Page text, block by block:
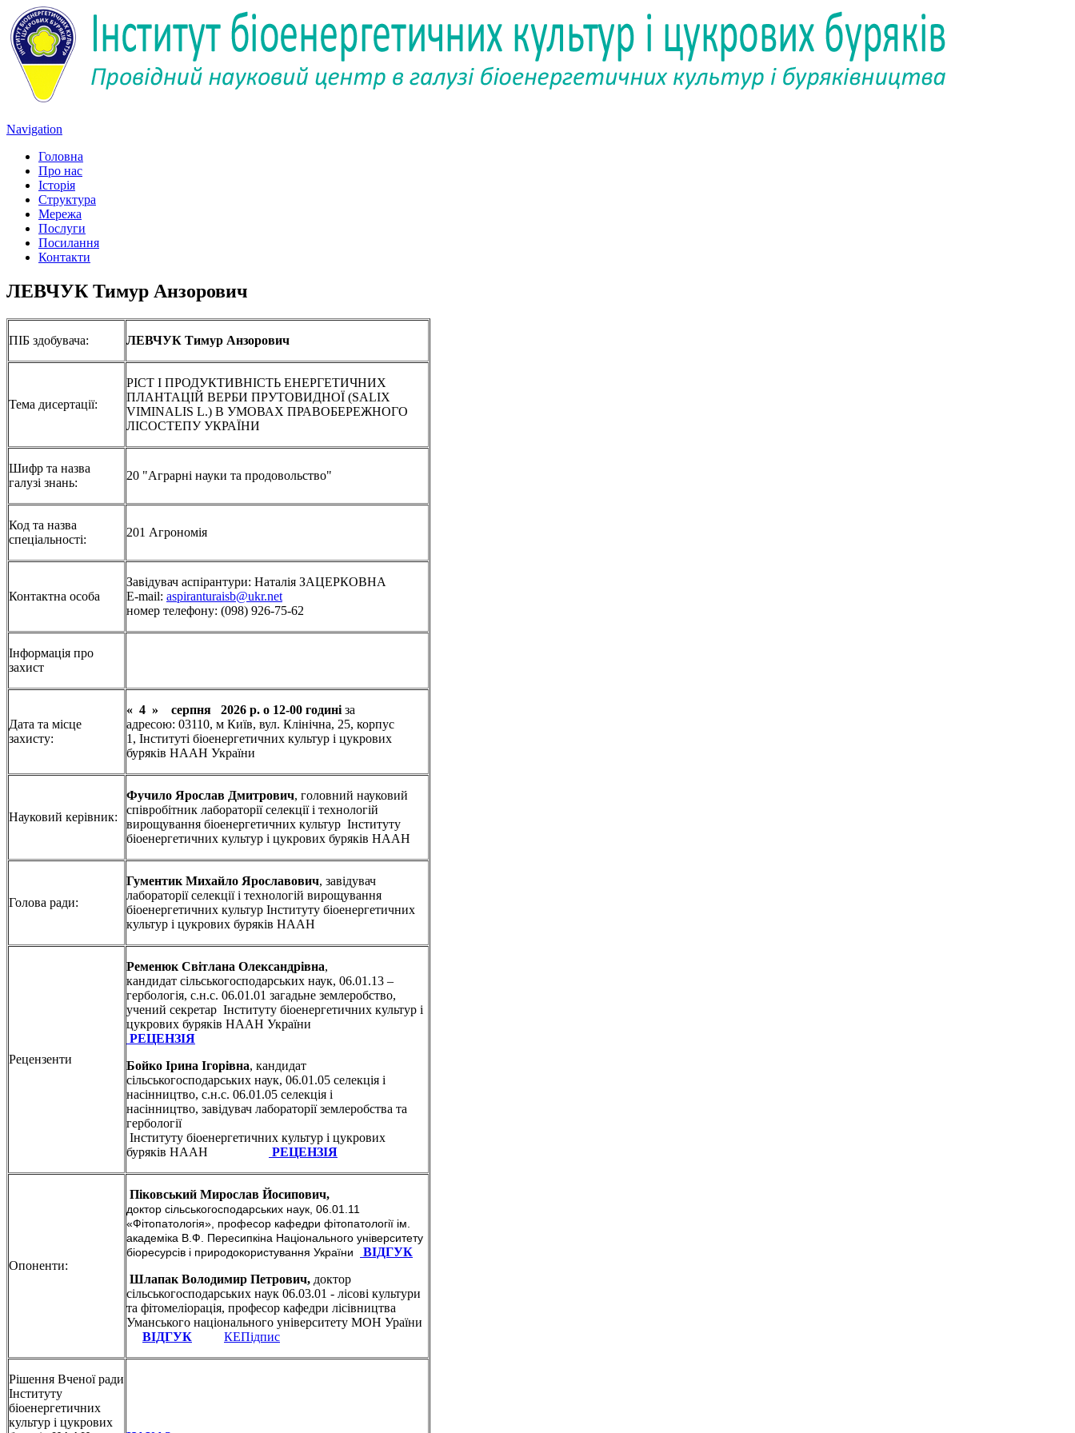
Navigation
Головна
Про нас
Історія
Структура
Мережа
Послуги
Посилання
Контакти
ЛЕВЧУК Тимур Анзорович
ПІБ здобувача: ЛЕВЧУК Тимур Анзорович
Тема дисертації:
РІСТ І ПРОДУКТИВНІСТЬ ЕНЕРГЕТИЧНИХ
ПЛАНТАЦІЙ ВЕРБИ ПРУТОВИДНОЇ (SALIX
VIMINALIS L.) В УМОВАХ ПРАВОБЕРЕЖНОГО
ЛІСОСТЕПУ УКРАЇНИ
Шифр та назва
галузі знань:
20 "Аграрні науки та продовольство"
Код та назва
спеціальності:
201 Агрономія
Контактна особа
Завідувач аспірантури: Наталія ЗАЦЕРКОВНА
E-mail: aspiranturaisb@ukr.net
номер телефону: (098) 926-75-62
Інформація про
захист
Дата та місце
захисту:
« 4 » серпня 2026 р. о 12-00 годині за
адресою: 03110, м Київ, вул. Клінічна, 25, корпус
1, Інституті біоенергетичних культур і цукрових
буряків НААН України
Науковий керівник:
Фучило Ярослав Дмитрович, головний науковий
співробітник лабораторії селекції і технологій
вирощування біоенергетичних культур Інституту
біоенергетичних культур і цукрових буряків НААН
Голова ради:
Гументик Михайло Ярославович, завідувач
лабораторії селекції і технологій вирощування
біоенергетичних культур Інституту біоенергетичних
культур і цукрових буряків НААН
Рецензенти
Ременюк Світлана Олександрівна,
кандидат сільськогосподарських наук, 06.01.13 –
гербологія, с.н.с. 06.01.01 загадьне землеробство,
учений секретар Інституту біоенергетичних культур і
цукрових буряків НААН України
РЕЦЕНЗІЯ
Бойко Ірина Ігорівна, кандидат
сільськогосподарських наук, 06.01.05 селекція і
насінництво, с.н.с. 06.01.05 селекція і
насінництво, завідувач лабораторії землеробства та
гербології
Інституту біоенергетичних культур і цукрових
буряків НААН
РЕЦЕНЗІЯ
Опоненти:
Піковський Мирослав Йосипович,
доктор сільськогосподарських наук, 06.01.11
«Фітопатологія», професор кафедри фітопатології ім.
академіка В.Ф. Пересипкіна Національного університету
біоресурсів і природокористування України
ВІДГУК
Шлапак Володимир Петрович, доктор
сільськогосподарських наук 06.03.01 - лісові культури
та фітомеліорація, професор кафедри лісівництва
Уманського національного університету МОН Ураїни
ВІДГУК
КЕПідпис
Рішення Вченої ради
Інституту
біоенергетичних
культур і цукрових